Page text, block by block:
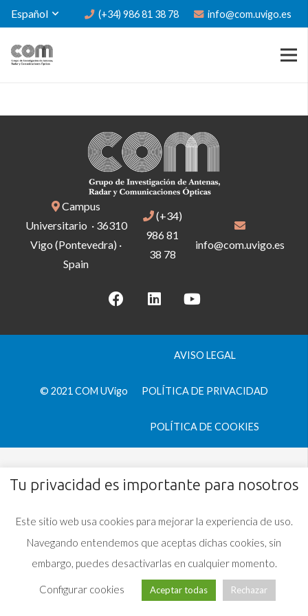
Español (+34) 986 81 38 78 info@com.uvigo.es
Campus
Universitario · 36310
Vigo (Pontevedra) ·
Spain
(+34)
986 81
38 78
info@com.uvigo.es
© 2021 COM UVigo
AVISO LEGAL
POLÍTICA DE PRIVACIDAD
POLÍTICA DE COOKIES
Tu privacidad es importante para nosotros
Este sitio web usa cookies para mejorar la experiencia de uso.
Navegando entendemos que aceptas dichas cookies, sin
embargo, puedes desactivarlas en cualquier momento.
Configurar cookies Aceptar todas Rechazar